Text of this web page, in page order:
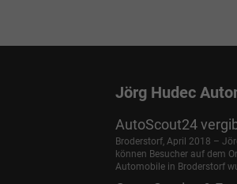
Jörg Hudec
AutoScout24
Broderstorf, April 2018 –
können Besucher auf dem
Automobile in Broderstorf